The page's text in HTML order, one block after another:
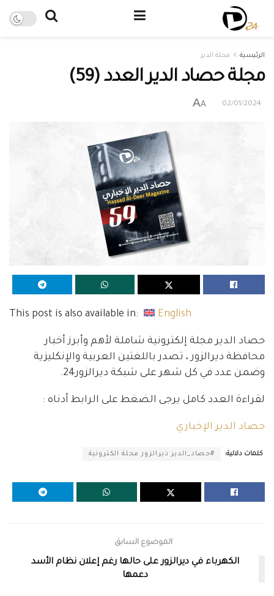
الرئيسية مجلة الدير
مجلة حصاد الدير العدد (59)
02/01/2024
A
A
This post is also available in: English
حصاد الدير مجلة إلكترونية شاملة لأهم وأبرز أخبار
محافظة ديرالزور ، تصدر باللغتين العربية والإنكليزية
وضمن عدد في كل شهر على شبكة ديرالزور24.
لقراءة العدد كامل يرجى الضغط على الرابط أدناه :
حصاد الدير الإخباري
كلمات دلالية: #حصاد_الدير ديرالزور مجلة الكترونية
الموضوع السابق
الكهرباء في ديرالزور على حالها رغم إعلان نظام الأسد
دعمها